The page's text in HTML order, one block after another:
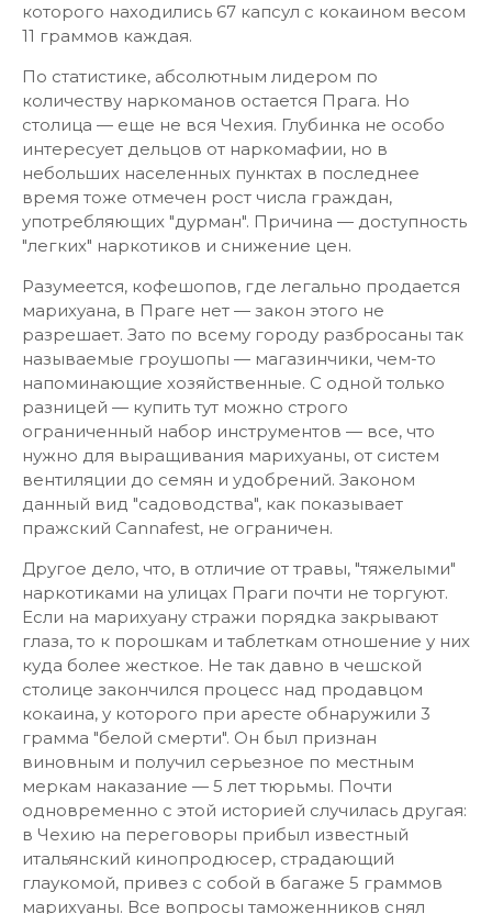
которого находились 67 капсул с кокаином весом
11 граммов каждая.
По статистике, абсолютным лидером по
количеству наркоманов остается Прага. Но
столица — еще не вся Чехия. Глубинка не особо
интересует дельцов от наркомафии, но в
небольших населенных пунктах в последнее
время тоже отмечен рост числа граждан,
употребляющих "дурман". Причина — доступность
"легких" наркотиков и снижение цен.
Разумеется, кофешопов, где легально продается
марихуана, в Праге нет — закон этого не
разрешает. Зато по всему городу разбросаны так
называемые гроушопы — магазинчики, чем-то
напоминающие хозяйственные. С одной только
разницей — купить тут можно строго
ограниченный набор инструментов — все, что
нужно для выращивания марихуаны, от систем
вентиляции до семян и удобрений. Законом
данный вид "садоводства", как показывает
пражский Cannafest, не ограничен.
Другое дело, что, в отличие от травы, "тяжелыми"
наркотиками на улицах Праги почти не торгуют.
Если на марихуану стражи порядка закрывают
глаза, то к порошкам и таблеткам отношение у них
куда более жесткое. Не так давно в чешской
столице закончился процесс над продавцом
кокаина, у которого при аресте обнаружили 3
грамма "белой смерти". Он был признан
виновным и получил серьезное по местным
меркам наказание — 5 лет тюрьмы. Почти
одновременно с этой историей случилась другая:
в Чехию на переговоры прибыл известный
итальянский кинопродюсер, страдающий
глаукомой, привез с собой в багаже 5 граммов
марихуаны. Все вопросы таможенников снял